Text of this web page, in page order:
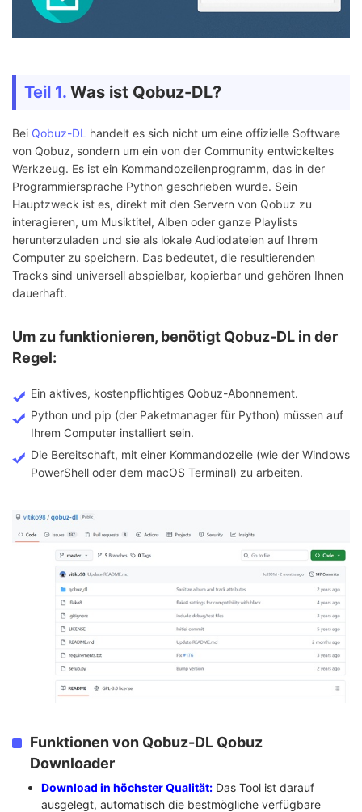
Teil 1. Was ist Qobuz-DL?
Bei Qobuz-DL handelt es sich nicht um eine offizielle Software
von Qobuz, sondern um ein von der Community entwickeltes
Werkzeug. Es ist ein Kommandozeilenprogramm, das in der
Programmiersprache Python geschrieben wurde. Sein
Hauptzweck ist es, direkt mit den Servern von Qobuz zu
interagieren, um Musiktitel, Alben oder ganze Playlists
herunterzuladen und sie als lokale Audiodateien auf Ihrem
Computer zu speichern. Das bedeutet, die resultierenden
Tracks sind universell abspielbar, kopierbar und gehören Ihnen
dauerhaft.
Um zu funktionieren, benötigt Qobuz-DL in der
Regel:
Ein aktives, kostenpflichtiges Qobuz-Abonnement.
Python und pip (der Paketmanager für Python) müssen auf
Ihrem Computer installiert sein.
Die Bereitschaft, mit einer Kommandozeile (wie der Windows
PowerShell oder dem macOS Terminal) zu arbeiten.
Funktionen von Qobuz-DL Qobuz
Downloader
Download in höchster Qualität: Das Tool ist darauf
ausgelegt, automatisch die bestmögliche verfügbare